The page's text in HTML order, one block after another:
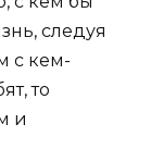
следуя
с кем-
то
и